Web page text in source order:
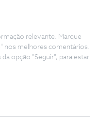
relevante. Marque
nos melhores comentários.
opção "Seguir", para estar